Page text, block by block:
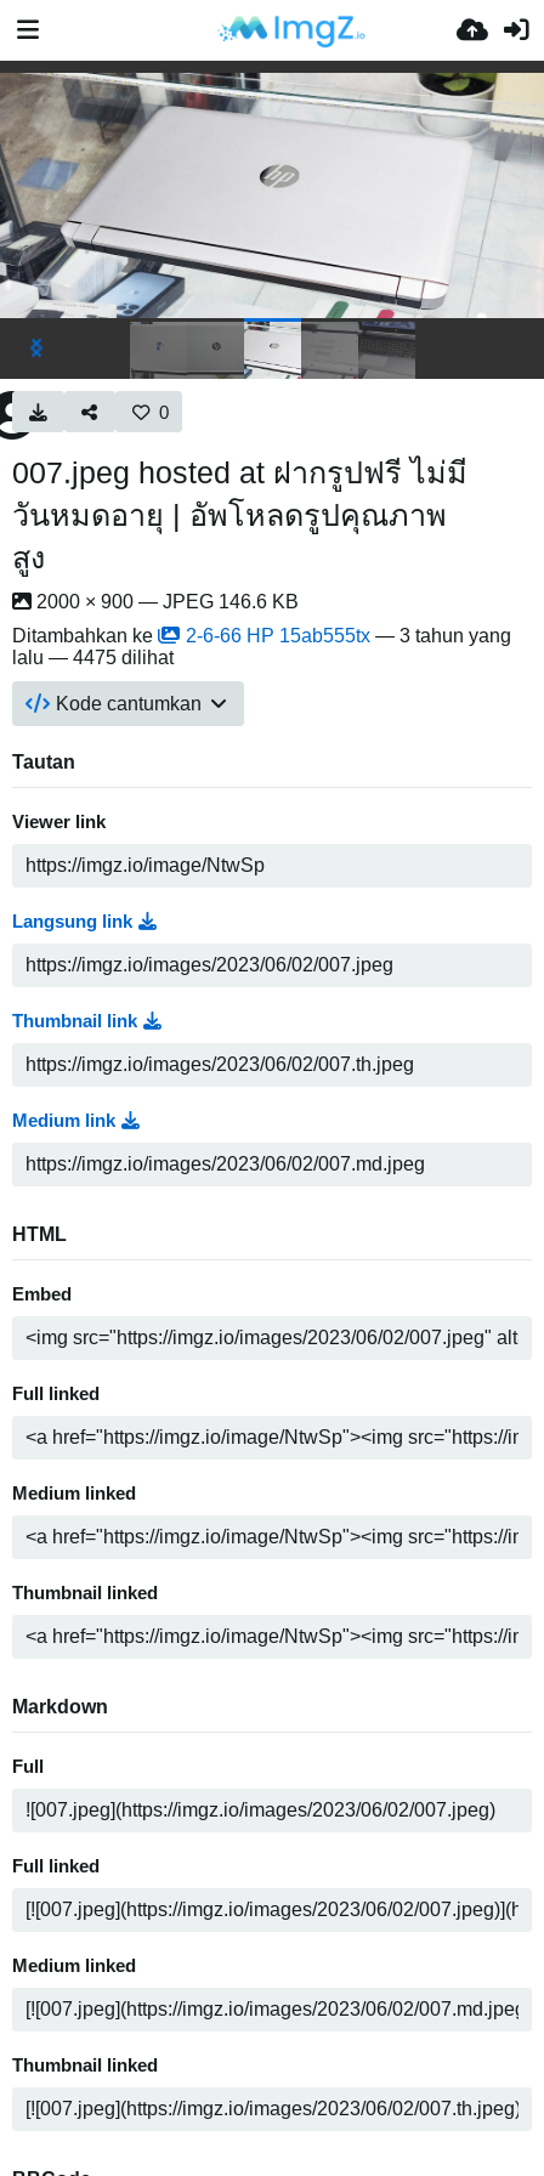
0
007.jpeg hosted at ฝากรูปฟรี ไม่มี
วันหมดอายุ | อัพโหลดรูปคุณภาพ
สูง
2000 × 900 — JPEG 146.6 KB
Ditambahkan ke
2-6-66 HP 15ab555tx — 3 tahun yang
lalu — 4475 dilihat
Kode cantumkan
Tautan
Viewer link
Langsung link
Thumbnail link
Medium link
HTML
Embed
Full linked
Medium linked
Thumbnail linked
Markdown
Full
Full linked
Medium linked
Thumbnail linked